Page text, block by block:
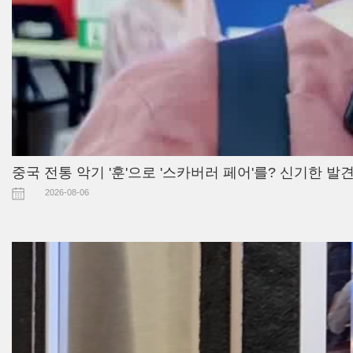
중국 전통 악기 '훈'으로 '스카버러 페어'를? 신기한 발
2026-08-06